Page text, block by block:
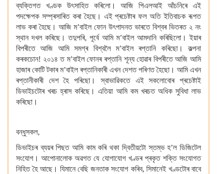
ব্যক্তিগত খণ্ডক উৎসাহিত কৰিলো। আজি পিএলআই আঁচনিৰে
এই
পদক্ষেপক সম্প্ৰসাৰিত কৰা হৈছে। এই প্ৰচেষ্টাৰ ফল অতি ইতিবাচক ৰূপত
লাভ কৰা হৈছে। আজি ম’বাইল ফোন উৎপাদনত ভাৰতে বিশ্বৰ ভিতৰত ২ নং
স্থান দখল কৰিছে। তদুপৰি, পূৰ্বে আমি ম’বাইল আমদানি কৰিছিলো। ইয়াৰ
বিপৰীতে আজি আমি সমগ্ৰ বিশ্বলৈ ম’বাইল ৰপ্তানি কৰিছো। কল্পনা
কৰকচোন! ২০১৪ ত ম’বাইল ফোনৰ ৰপ্তানি শূন্য হোৱাৰ বিপৰীতে আজি আমি
হাজাৰ কোটি টকাৰ ম’বাইল ৰপ্তানিকাৰী এখন দেশত পৰিণত হৈছো। আমি এখন
ৰপ্তানীকাৰী
দেশ হৈ পৰিছো। স্বাভাৱিকতে এই সকলোবোৰ প্ৰচেষ্টাই
ডিভাইচটোৰ খৰচ হ্ৰাস কৰিছে। এতিয়া আমি কম খৰচত অধিক সুবিধা লাভ
কৰিছো।
বন্ধুসকল,
ডিভাইচৰ ব্যয়ৰ পিছত আমি কাম কৰি থকা দ্বিতীয়টো স্তম্ভ হ’ল ডিজিটেল
সংযোগ। আপোনালোক অৱগত যে যোগাযোগ খণ্ডৰ প্ৰকৃত শক্তি সংযোগত
নিহিত হৈ আছে। যিমানে বেছি জনতাক সংযোগ কৰিব, সিমানেই খণ্ডটোৰ বাবে